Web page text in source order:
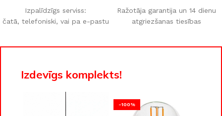
Izpalīdzīgs serviss:
čatā, telefoniski, vai pa e-pastu
Ražotāja garantija un 14 dienu
atgriezšanas tiesības
Izdevīgs komplekts!
-100%